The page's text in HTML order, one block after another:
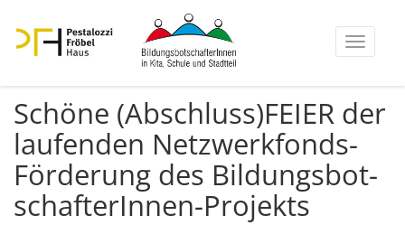
Toggle
Schöne (Abschluss)FEIER der
laufenden Netzwerk­fonds-
Förderung des Bildungs­bot­
schaf­te­rInnen-Projekts